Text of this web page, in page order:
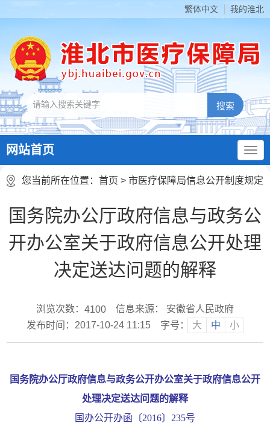
繁体中文 我的淮北
网站首页
您当前所在位置： 首页 > 市医疗保障局信息公开制度规定
国务院办公厅政府信息与政务公
开办公室关于政府信息公开处理
决定送达问题的解释
浏览次数： 4100
信息来源： 安徽省人民政府
发布时间：2017-10-24 11:15
字号： 大 中 小
国务院办公厅政府信息与政务公开办公室关于政府信息公开
处理决定送达问题的解释
国办公开办函〔2016〕235号